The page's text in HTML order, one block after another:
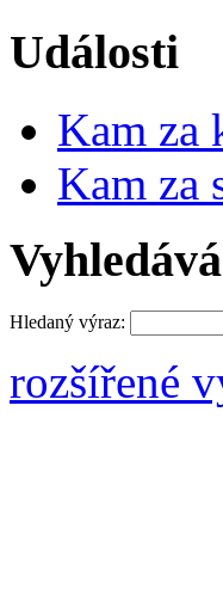
Události
Kam za
Kam za
Hledaný výraz:
rozšířené